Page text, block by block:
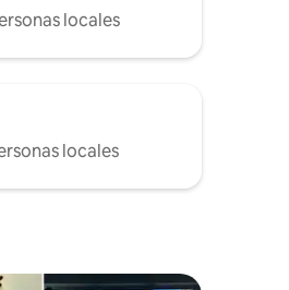
locales
locales